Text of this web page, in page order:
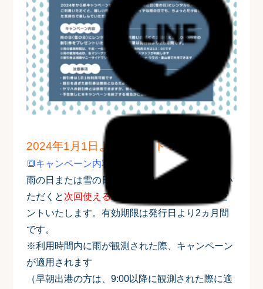
2024年1月1日よりスタート☔
🔳キャンペーン内容
雨の日または雪の日にレンタルボートをご利用い
ただくと 次回使える2,000円分の割引券
をプレゼ
ントいたします。有効期限は発行日より2ヵ月間
です。
※利用時間内に雨が観測された際、キャンペーン
が適用されます
（早朝出港の方は、9:00以降に観測された際に適